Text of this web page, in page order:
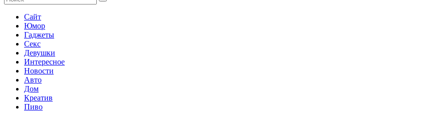
Сайт
Юмор
Гаджеты
Секс
Девушки
Интересное
Новости
Авто
Дом
Креатив
Пиво